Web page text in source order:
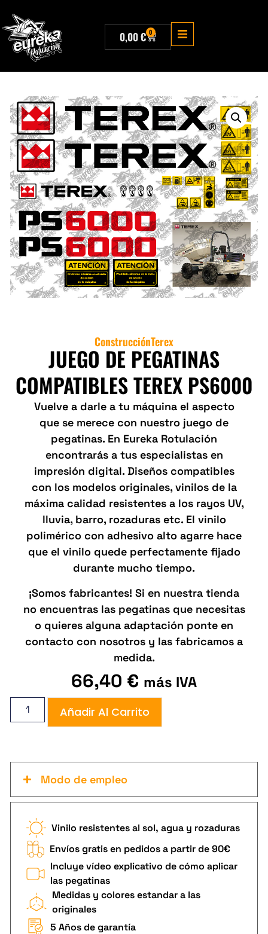
0,00€ 0
ConstrucciónTerex
JUEGO DE PEGATINAS
COMPATIBLES TEREX PS6000
Vuelve a darle a tu máquina el aspecto
que se merece con nuestro juego de
pegatinas. En Eureka Rotulación
encontrarás a tus especialistas en
impresión digital. Diseños compatibles
con los modelos originales, vinilos de la
máxima calidad resistentes a los rayos UV,
lluvia, barro, rozaduras etc. El vinilo
polimérico con adhesivo alto agarre hace
que el vinilo quede perfectamente fijado
durante mucho tiempo.
¡Somos fabricantes! Si en nuestra tienda
no encuentras las pegatinas que necesitas
o quieres alguna adaptación ponte en
contacto con nosotros y las fabricamos a
medida.
66,40 € más IVA
Añadir Al Carrito
Modo de empleo
Vinilo resistentes al sol, agua y rozaduras
Envíos gratis en pedidos a partir de 90€
Incluye vídeo explicativo de cómo aplicar
las pegatinas
Medidas y colores estandar a las
originales
5 Años de garantía